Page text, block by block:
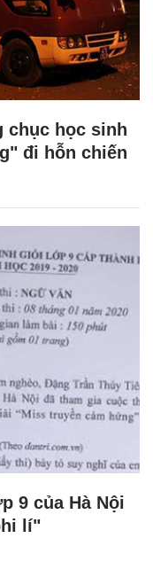
chục học sinh
đi hỗn chiến
9 của Hà Nội
lí"